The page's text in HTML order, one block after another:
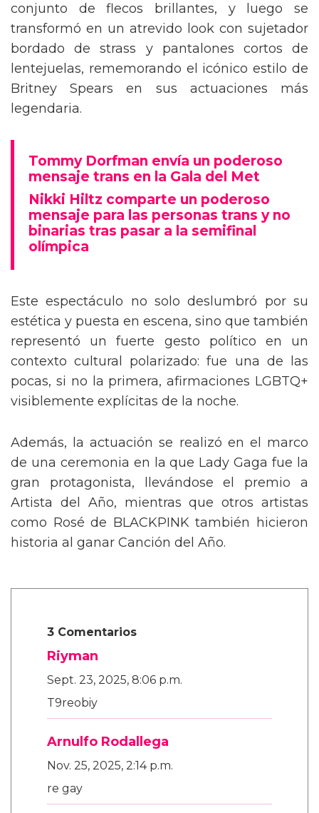
conjunto de flecos brillantes, y luego se
transformó en un atrevido look con sujetador
bordado de strass y pantalones cortos de
lentejuelas, rememorando el icónico estilo de
Britney Spears en sus actuaciones más
legendaria.
Tommy Dorfman envía un poderoso
mensaje trans en la Gala del Met
Nikki Hiltz comparte un poderoso
mensaje para las personas trans y no
binarias tras pasar a la semifinal
olímpica
Este espectáculo no solo deslumbró por su
estética y puesta en escena, sino que también
representó un fuerte gesto político en un
contexto cultural polarizado: fue una de las
pocas, si no la primera, afirmaciones LGBTQ+
visiblemente explícitas de la noche.
Además, la actuación se realizó en el marco
de una ceremonia en la que Lady Gaga fue la
gran protagonista, llevándose el premio a
Artista del Año, mientras que otros artistas
como Rosé de BLACKPINK también hicieron
historia al ganar Canción del Año.
3 Comentarios
Riyman
Sept. 23, 2025, 8:06 p.m.
T9reobiy
Arnulfo Rodallega
Nov. 25, 2025, 2:14 p.m.
re gay